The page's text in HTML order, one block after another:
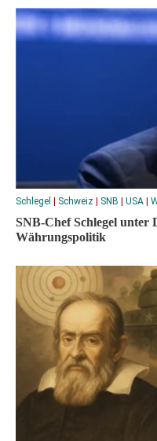
Schlegel | Schweiz | SNB | USA |
SNB-Chef Schlegel unter
Währungspolitik